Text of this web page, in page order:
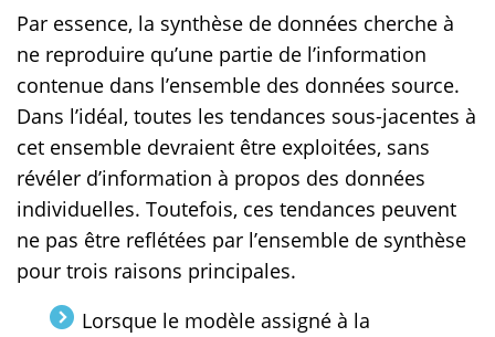
Par essence, la synthèse de données cherche à
ne reproduire qu’une partie de l’information
contenue dans l’ensemble des données source.
Dans l’idéal, toutes les tendances sous-jacentes à
cet ensemble devraient être exploitées, sans
révéler d’information à propos des données
individuelles. Toutefois, ces tendances peuvent
ne pas être reflétées par l’ensemble de synthèse
pour trois raisons principales.
Lorsque le modèle assigné à la